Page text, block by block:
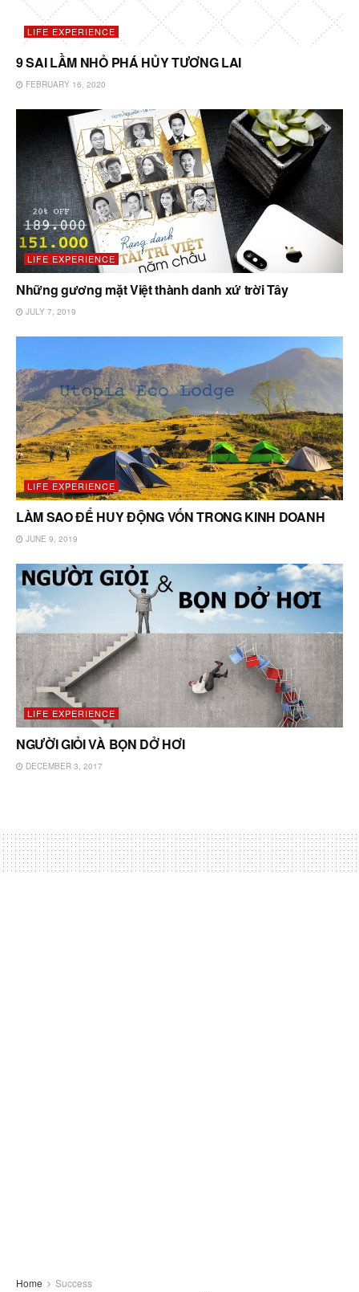
LIFE EXPERIENCE
9 SAI LẦM NHỎ PHÁ HỦY TƯƠNG LAI
FEBRUARY 16, 2020
LIFE EXPERIENCE
Những gương mặt Việt thành danh xứ trời Tây
JULY 7, 2019
LIFE EXPERIENCE
LÀM SAO ĐỂ HUY ĐỘNG VỐN TRONG KINH DOANH
JUNE 9, 2019
LIFE EXPERIENCE
NGƯỜI GIỎI VÀ BỌN DỞ HƠI
DECEMBER 3, 2017
Home Success